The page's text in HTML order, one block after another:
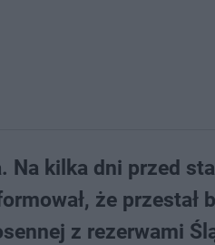
Na kilka dni przed
że przestał
z rezerwami